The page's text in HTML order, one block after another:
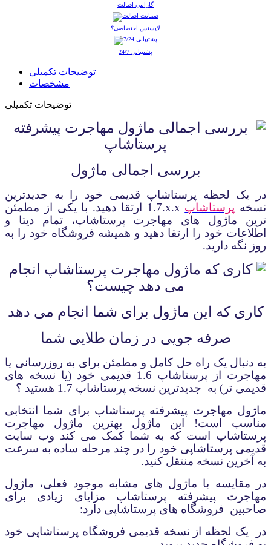
گارانتی اصالت
لایسنس اختصاصی؟
پشتیبانی 24/7
توضیحات تکمیلی
مشخصات
توضیحات تکمیلی
بررسی اجمالی ماژول
در یک لحظه پرستاشاپ قدیمی خود را به جدیدترین
نسخه پرستاشاپ 1.7.x.x ارتقا دهید. با یکی از مطمئن
ترین ماژول های مهاجرت پرستاشاپ، تمام دیتا و
اطلاعات خود را ارتقا دهید و همیشه فروشگاه خود را به
روز نگه دارید.
کاری که این ماژول برای شما انجام می دهد
صرفه جویی در زمان طلایی شما
به دنبال یک راه حل کامل و مطمئن برای به روزرسانی یا
مهاجرت از پرستاشاپ 1.6 قدیمی خود (یا نسخه های
قدیمی تر) به جدیدترین نسخه پرستاشاپ 1.7
هستید ؟
ماژول مهاجرت پیشرفته پرستاشاپ برای شما انتخابی
مناسب است! این ماژول بهترین ماژول مهاجرت
پرستاشاپ است که به شما کمک می کند وب سایت
قدیمی پرستاشاپی خود را در چند مرحله ساده به سرعت
به آخرین نسخه منتقل کنید.
در مقایسه با ماژول های مشابه موجود فعلی، ماژول
مهاجرت پیشرفته پرستاشاپ
مزایای زیادی برای
صاحبین فروشگاه های پرستاشاپی دارد:
در
یک لحظه از نسخه قدیمی فروشگاه پرستاشاپی خود